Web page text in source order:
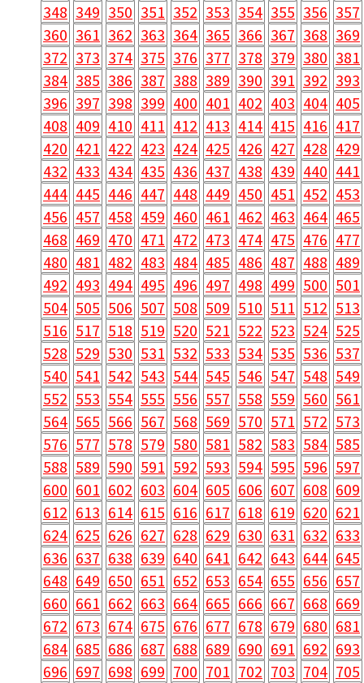
348 349 350 351 352 353 354 355 356 357
360 361 362 363 364 365 366 367 368 369
372 373 374 375 376 377 378 379 380 381
384 385 386 387 388 389 390 391 392 393
396 397 398 399 400 401 402 403 404 405
408 409 410 411 412 413 414 415 416 417
420 421 422 423 424 425 426 427 428 429
432 433 434 435 436 437 438 439 440 441
444 445 446 447 448 449 450 451 452 453
456 457 458 459 460 461 462 463 464 465
468 469 470 471 472 473 474 475 476 477
480 481 482 483 484 485 486 487 488 489
492 493 494 495 496 497 498 499 500 501
504 505 506 507 508 509 510 511 512 513
516 517 518 519 520 521 522 523 524 525
528 529 530 531 532 533 534 535 536 537
540 541 542 543 544 545 546 547 548 549
552 553 554 555 556 557 558 559 560 561
564 565 566 567 568 569 570 571 572 573
576 577 578 579 580 581 582 583 584 585
588 589 590 591 592 593 594 595 596 597
600 601 602 603 604 605 606 607 608 609
612 613 614 615 616 617 618 619 620 621
624 625 626 627 628 629 630 631 632 633
636 637 638 639 640 641 642 643 644 645
648 649 650 651 652 653 654 655 656 657
660 661 662 663 664 665 666 667 668 669
672 673 674 675 676 677 678 679 680 681
684 685 686 687 688 689 690 691 692 693
696 697 698 699 700 701 702 703 704 705